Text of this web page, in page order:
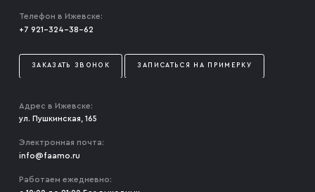
Парки
Телефон в Ижевске:
+7 921-324-38-62
ЗАКАЗАТЬ ЗВОНОК ЗАПИСАТЬСЯ НА ПРИМЕРКУ
Адрес в Ижевске:
ул. Пушкинская, 165
Электронная почта:
info@faamo.ru
Работаем ежедневно: